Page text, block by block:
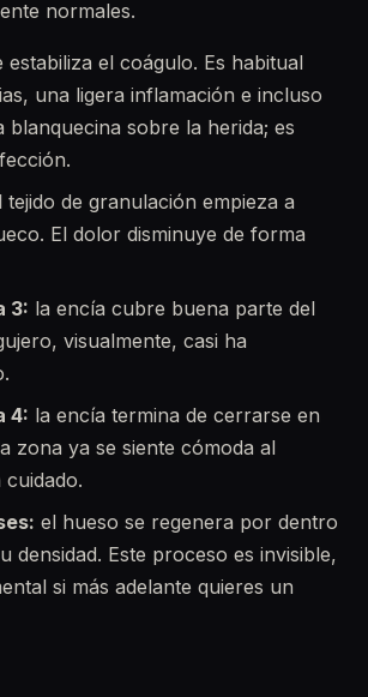
normales.
estabiliza el coágulo. Es habitual
una ligera inflamación e incluso
blanquecina sobre la herida; es
tejido de granulación empieza a
El dolor disminuye de forma
3: la encía cubre buena parte del
visualmente, casi ha
4: la encía termina de cerrarse en
zona ya se siente cómoda al
el hueso se regenera por dentro
densidad. Este proceso es invisible,
si más adelante quieres un